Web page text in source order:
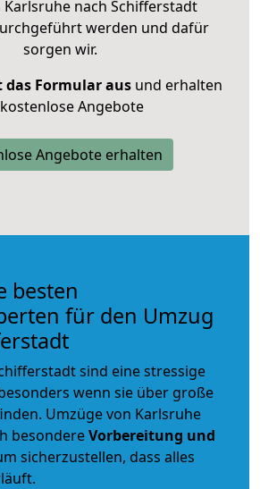
Karlsruhe nach Schifferstadt
werden und dafür
sorgen wir.
das Formular ausund erhalten
Angebote
Angebote erhalten
besten
für den Umzug
sind eine stressige
wenn sie über große
Umzüge von Karlsruhe
besondereVorbereitung und
sicherzustellen, dass alles